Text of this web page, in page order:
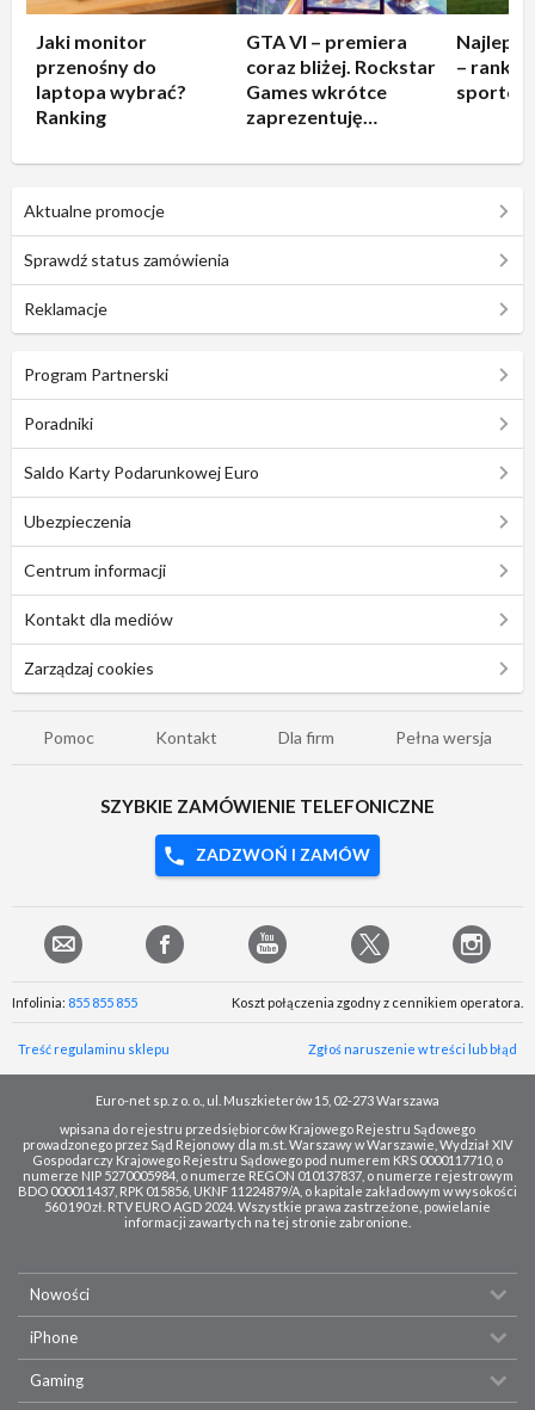
Jaki monitor
przenośny do
laptopa wybrać?
Ranking
GTA VI – premiera
coraz bliżej. Rockstar
Games wkrótce
zaprezentuję
–
Aktualne promocje
Sprawdź status zamówienia
Reklamacje
Program Partnerski
Poradniki
Saldo Karty Podarunkowej Euro
Ubezpieczenia
Centrum informacji
Kontakt dla mediów
Zarządzaj cookies
Pomoc Kontakt Dla firm Pełna wersja
SZYBKIE ZAMÓWIENIE TELEFONICZNE
ZADZWOŃ I ZAMÓW
Infolinia: 855 855 855 Koszt połączenia zgodny z cennikiem operatora.
Treść regulaminu sklepu Zgłoś naruszenie w treści lub błąd
Euro-net sp. z o. o., ul. Muszkieterów 15, 02-273 Warszawa
wpisana do rejestru przedsiębiorców Krajowego Rejestru Sądowego
prowadzonego przez Sąd Rejonowy dla m.st. Warszawy w Warszawie, Wydział XIV
Gospodarczy Krajowego Rejestru Sądowego pod numerem KRS 0000117710, o
numerze NIP 5270005984, o numerze REGON 010137837, o numerze rejestrowym
BDO 000011437, RPK 015856, UKNF 11224879/A, o kapitale zakładowym w wysokości
560 190 zł. RTV EURO AGD 2024. Wszystkie prawa zastrzeżone, powielanie
informacji zawartych na tej stronie zabronione.
Nowości
iPhone
Gaming